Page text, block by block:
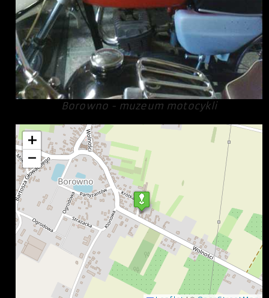
Borowno - muzeum motocykli
+
−